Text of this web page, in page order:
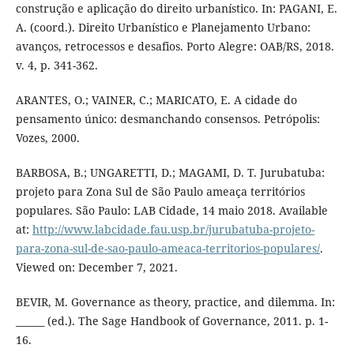
construção e aplicação do direito urbanístico. In: PAGANI, E.
A. (coord.). Direito Urbanístico e Planejamento Urbano:
avanços, retrocessos e desafios. Porto Alegre: OAB/RS, 2018.
v. 4, p. 341-362.
ARANTES, O.; VAINER, C.; MARICATO, E. A cidade do
pensamento único: desmanchando consensos. Petrópolis:
Vozes, 2000.
BARBOSA, B.; UNGARETTI, D.; MAGAMI, D. T. Jurubatuba:
projeto para Zona Sul de São Paulo ameaça territórios
populares. São Paulo: LAB Cidade, 14 maio 2018. Available
at: http://www.labcidade.fau.usp.br/jurubatuba-projeto-
para-zona-sul-de-sao-paulo-ameaca-territorios-populares/.
Viewed on: December 7, 2021.
BEVIR, M. Governance as theory, practice, and dilemma. In:
______ (ed.). The Sage Handbook of Governance, 2011. p. 1-
16.